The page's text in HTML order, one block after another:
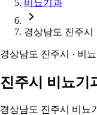
비뇨기과
경상남도 진주시
경상남도 진주시 · 비
진주시 비뇨기
경상남도 진주시 비뇨